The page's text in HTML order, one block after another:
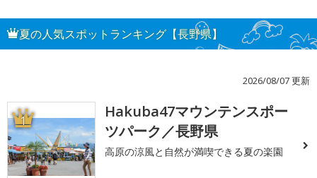
夏の人気スポットランキング【長野県】
2026/08/07 更新
1
Hakuba47マウンテンスポー
ツパーク／長野県
高原の涼風と自然が満喫できる夏の楽園